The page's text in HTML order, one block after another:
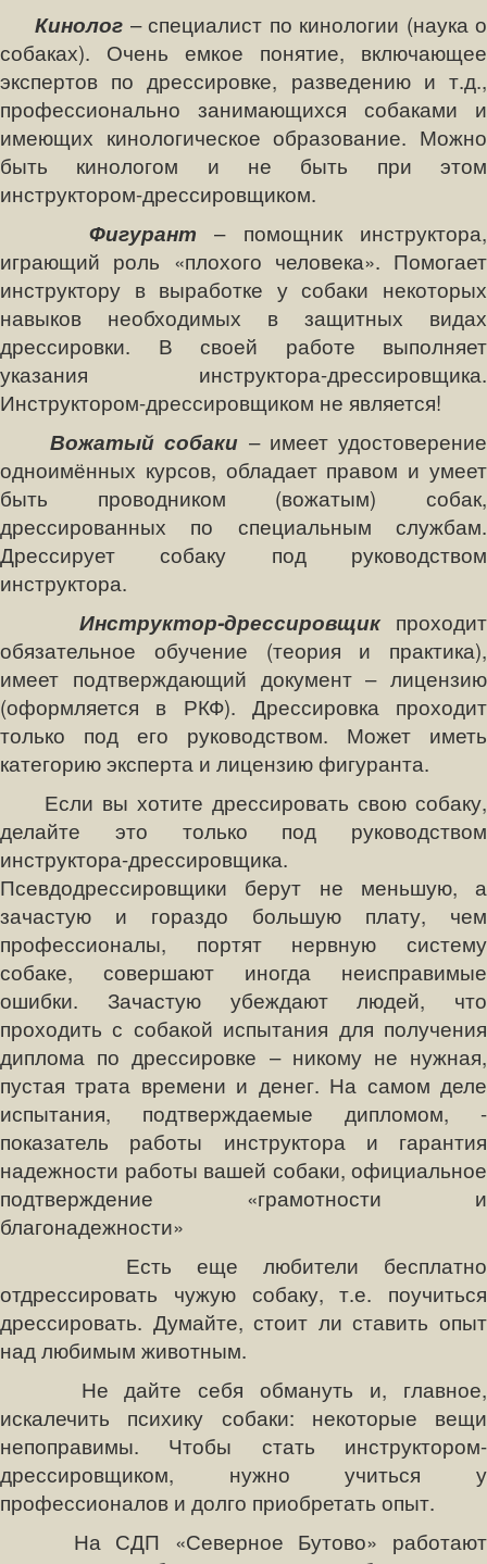
Кинолог – специалист по кинологии (наука о
собаках). Очень емкое понятие, включающее
экспертов по дрессировке, разведению и т.д.,
профессионально занимающихся собаками и
имеющих кинологическое образование. Можно
быть кинологом и не быть при этом
инструктором-дрессировщиком.
Фигурант – помощник инструктора,
играющий роль «плохого человека». Помогает
инструктору в выработке у собаки некоторых
навыков необходимых в защитных видах
дрессировки. В своей работе выполняет
указания инструктора-дрессировщика.
Инструктором-дрессировщиком не является!
Вожатый собаки – имеет удостоверение
одноимённых курсов, обладает правом и умеет
быть проводником (вожатым) собак,
дрессированных по специальным службам.
Дрессирует собаку под руководством
инструктора.
Инструктор-дрессировщикпроходит
обязательное обучение (теория и практика),
имеет подтверждающий документ – лицензию
(оформляется в РКФ). Дрессировка проходит
только под его руководством. Может иметь
категорию эксперта и лицензию фигуранта.
Если вы хотите дрессировать свою собаку,
делайте это только под руководством
инструктора-дрессировщика.
Псевдодрессировщики берут не меньшую, а
зачастую и гораздо большую плату, чем
профессионалы, портят нервную систему
собаке, совершают иногда неисправимые
ошибки. Зачастую убеждают людей, что
проходить с собакой испытания для получения
диплома по дрессировке – никому не нужная,
пустая трата времени и денег. На самом деле
испытания, подтверждаемые дипломом, -
показатель работы инструктора и гарантия
надежности работы вашей собаки, официальное
подтверждение «грамотности и
благонадежности»
Есть еще любители бесплатно
отдрессировать чужую собаку, т.е. поучиться
дрессировать. Думайте, стоит ли ставить опыт
над любимым животным.
Не дайте себя обмануть и, главное,
искалечить психику собаки: некоторые вещи
непоправимы. Чтобы стать инструктором-
дрессировщиком, нужно учиться у
профессионалов и долго приобретать опыт.
На СДП «Северное Бутово» работают